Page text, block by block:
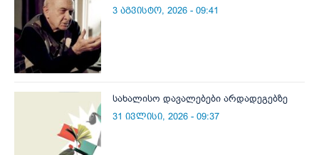
3 აგვისტო, 2026 - 09:41
სახალისო დავალებები არდადეგებზე
31 ივლისი, 2026 - 09:37